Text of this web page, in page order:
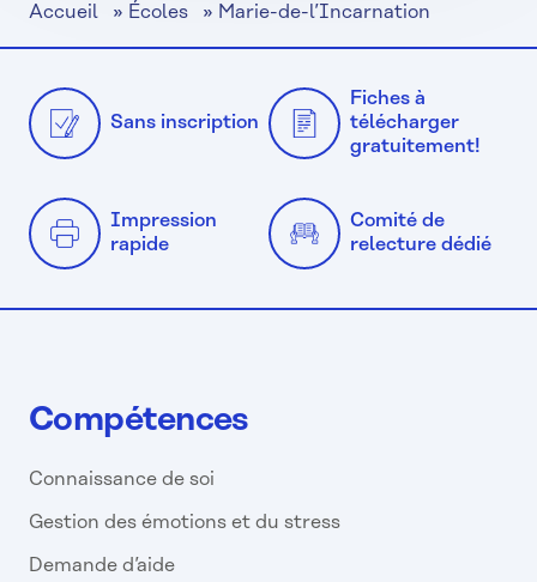
Accueil » Écoles » Marie-de-l’Incarnation
Sans inscription
Fiches à
télécharger
gratuitement!
Impression
rapide
Comité de
relecture dédié
Compétences
Connaissance de soi
Gestion des émotions et du stress
Demande d’aide